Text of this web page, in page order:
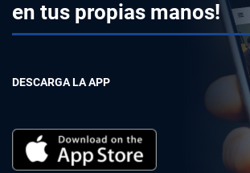
en tus propias manos!
DESCARGA LA APP